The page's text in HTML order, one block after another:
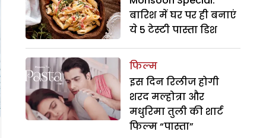
बारिश में घर पर ही बनाएं
ये 5 टेस्टी पास्ता डिश
फिल्म
इस दिन रिलीज होगी
शरद मल्होत्रा और
मधुरिमा तुली की शार्ट
फिल्म “पास्ता”